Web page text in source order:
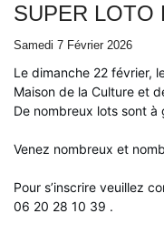
SUPER LOTO
Samedi 7 Février 2026
Le dimanche 22 février,
Maison de la Culture et
De nombreux lots sont à
Venez nombreux et
Pour s’inscrire veuillez
06 20 28 10 39 .